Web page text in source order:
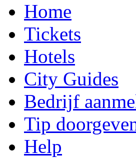
Home
Tickets
Hotels
City Guides
Bedrijf
Tip
Help